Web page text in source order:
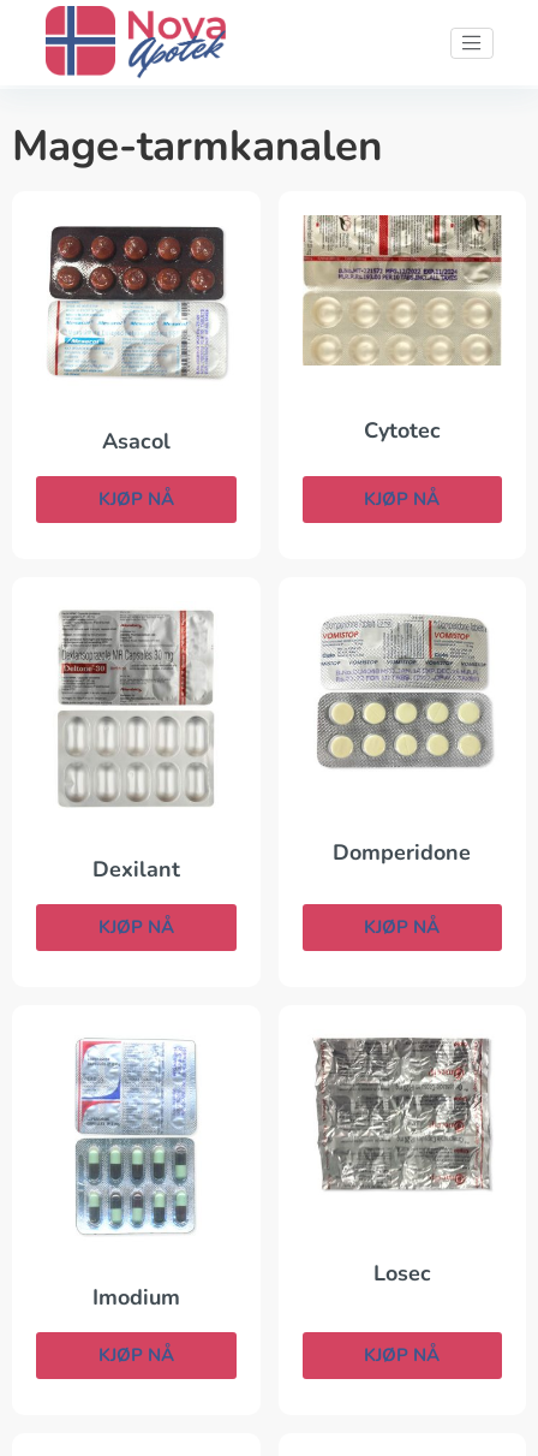
Mage-tarmkanalen
Asacol
KJØP NÅ
Cytotec
KJØP NÅ
Dexilant
KJØP NÅ
Domperidone
KJØP NÅ
Imodium
KJØP NÅ
Losec
KJØP NÅ